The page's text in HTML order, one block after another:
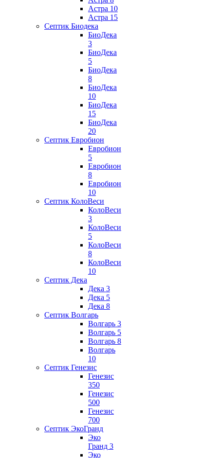
Астра 10
Астра 15
Септик Биодека
БиоДека
3
БиоДека
5
БиоДека
8
БиоДека
10
БиоДека
15
БиоДека
20
Септик Евробион
Евробион
5
Евробион
8
Евробион
10
Септик КолоВеси
КолоВеси
3
КолоВеси
5
КолоВеси
8
КолоВеси
10
Септик Дека
Дека 3
Дека 5
Дека 8
Септик Волгарь
Волгарь 3
Волгарь 5
Волгарь 8
Волгарь
10
Септик Генезис
Генезис
350
Генезис
500
Генезис
700
Септик ЭкоГранд
Эко
Гранд 3
Эко